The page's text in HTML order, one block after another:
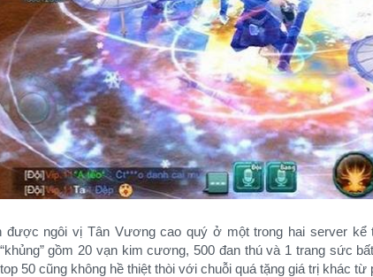
được ngôi vị Tân Vương cao quý ở một trong hai server
gồm 20 vạn kim cương, 500 đan thú và 1 trang sức
50 cũng không hề thiệt thòi với chuỗi quá tặng giá trị khác từ